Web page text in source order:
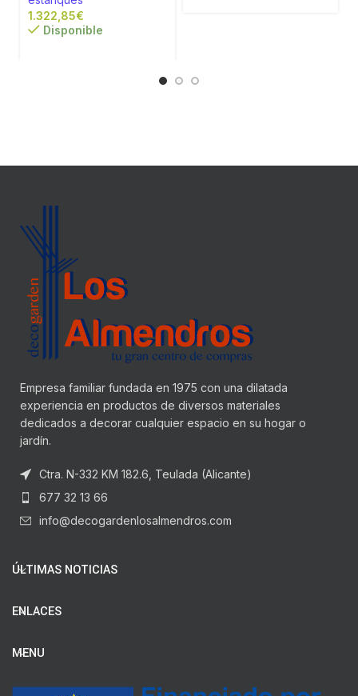
€
Disponible
Empresa familiar fundada en 1975 con una dilatada
experiencia en productos de diversos materiales
dedicados a decorar cualquier espacio en su hogar o
jardín.
Ctra. N-332 KM 182.6, Teulada (Alicante)
677 32 13 66
info@decogardenlosalmendros.com
ÚLTIMAS NOTICIAS
ENLACES
MENU